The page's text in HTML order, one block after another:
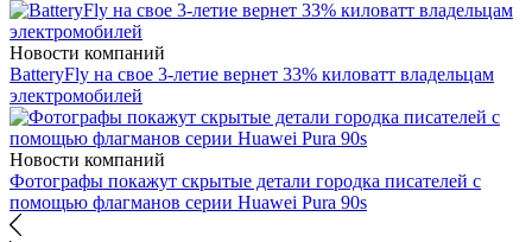
Новости компаний
BatteryFly на свое 3-летие вернет 33% киловатт владельцам
электромобилей
Новости компаний
Фотографы покажут скрытые детали городка писателей с
помощью флагманов серии Huawei Pura 90s